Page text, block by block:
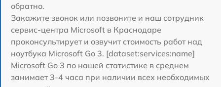
обратно.
Закажите звонок или позвоните и наш сотрудник
сервис-центра Microsoft в Краснодаре
проконсультирует и озвучит стоимость работ над
ноутбука Microsoft Go 3. [dataset:services:name]
Microsoft Go 3 по нашей статистике в среднем
занимает 3-4 часа при наличии всех необходимых